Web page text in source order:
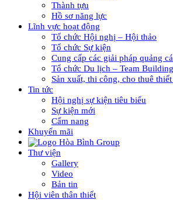
Thành tựu
Hồ sơ năng lực
Lĩnh vực hoạt động
Tổ chức Hội nghị – Hội thảo
Tổ chức Sự kiện
Cung cấp các giải pháp quảng
Tổ chức Du lịch – Team
Sản xuất, thi công, cho thuê
Tin tức
Hội nghị sự kiện tiêu biểu
Sự kiện mới
Cẩm nang
Khuyến mãi
Thư viện
Gallery
Video
Bản tin
Hội viên thân thiết